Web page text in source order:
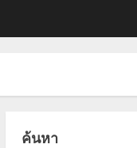
ค้นหา